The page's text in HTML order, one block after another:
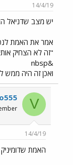
14/4/19
יש מצב שדניאל
אמר את האמת
"זה לא הצחיק
&nbsp
ואכן זה היה
V
14/4/19
האמת